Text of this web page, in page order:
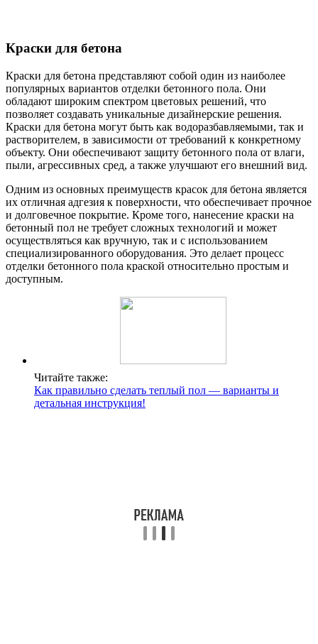
Краски для бетона
Краски для бетона представляют собой один из наиболее
популярных вариантов отделки бетонного пола. Они
обладают широким спектром цветовых решений, что
позволяет создавать уникальные дизайнерские решения.
Краски для бетона могут быть как водоразбавляемыми, так и
растворителем, в зависимости от требований к конкретному
объекту. Они обеспечивают защиту бетонного пола от влаги,
пыли, агрессивных сред, а также улучшают его внешний вид.
Одним из основных преимуществ красок для бетона является
их отличная адгезия к поверхности, что обеспечивает прочное
и долговечное покрытие. Кроме того, нанесение краски на
бетонный пол не требует сложных технологий и может
осуществляться как вручную, так и с использованием
специализированного оборудования. Это делает процесс
отделки бетонного пола краской относительно простым и
доступным.
Читайте также:
Как правильно сделать теплый пол — варианты и
детальная инструкция!